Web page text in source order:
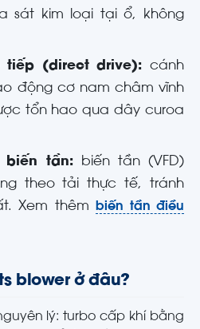
sát kim loại tại ổ, không
tiếp (direct drive): cánh
động cơ nam châm vĩnh
tổn hao qua dây curoa
biến tần:biến tần (VFD)
theo tải thực tế, tránh
Xem thêm
biến tần điều
blower ở đâu?
lý: turbo cấp khí bằng